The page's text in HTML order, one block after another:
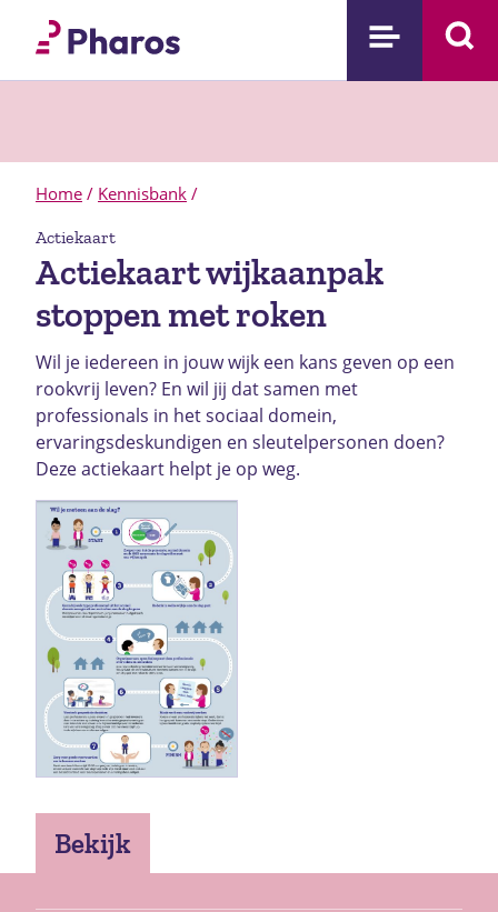
Home / Kennisbank /
Actiekaart
Actiekaart wijkaanpak
stoppen met roken
Wil je iedereen in jouw wijk een kans geven op een
rookvrij leven? En wil jij dat samen met
professionals in het sociaal domein,
ervaringsdeskundigen en sleutelpersonen doen?
Deze actiekaart helpt je op weg.
Bekijk